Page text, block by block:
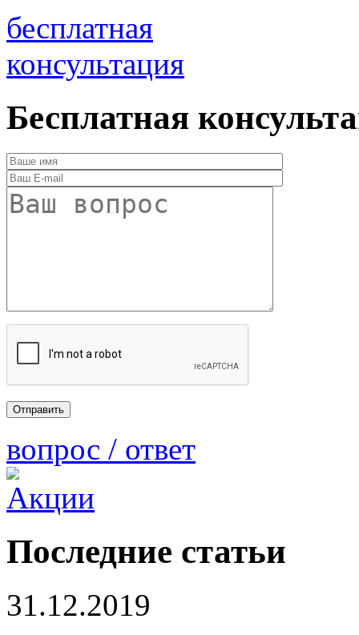
бесплатная
консультация
Бесплатная
вопрос / ответ
Последние статьи
31.12.2019